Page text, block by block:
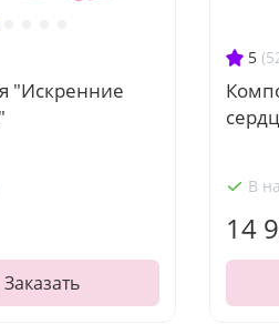
"Искренние
Заказать
5
В
14